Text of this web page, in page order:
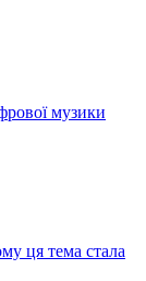
музики
ця тема стала